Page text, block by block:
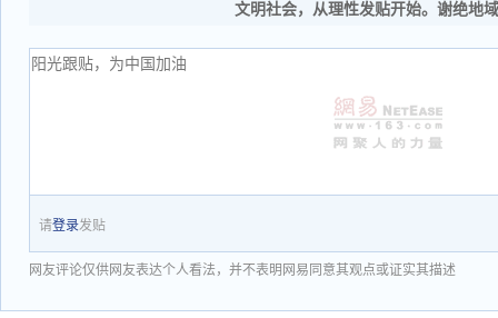
文明社会，从理性发贴开始。谢绝地
请登录发贴
网友评论仅供网友表达个人看法，并不表明网易同意其观点或证实其描述